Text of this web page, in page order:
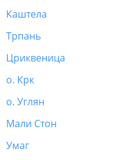
Каштела
Трпань
Цриквеница
о. Крк
о. Углян
Мали Стон
Умаг